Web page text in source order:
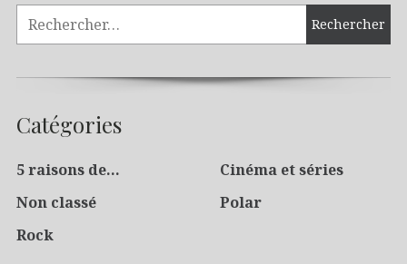
Catégories
5 raisons de…
Cinéma et séries
Non classé
Polar
Rock